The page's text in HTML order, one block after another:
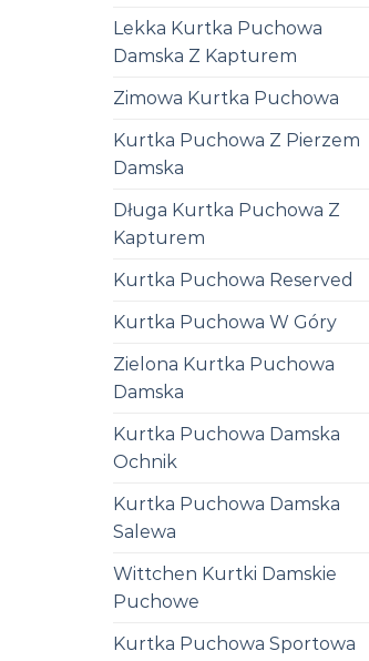
Lekka Kurtka Puchowa
Damska Z Kapturem
Zimowa Kurtka Puchowa
Kurtka Puchowa Z Pierzem
Damska
Długa Kurtka Puchowa Z
Kapturem
Kurtka Puchowa Reserved
Kurtka Puchowa W Góry
Zielona Kurtka Puchowa
Damska
Kurtka Puchowa Damska
Ochnik
Kurtka Puchowa Damska
Salewa
Wittchen Kurtki Damskie
Puchowe
Kurtka Puchowa Sportowa